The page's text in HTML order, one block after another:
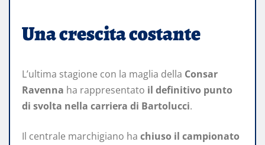
Una crescita costante
L’ultima stagione con la maglia della Consar
Ravenna ha rappresentato il definitivo punto
di svolta nella carriera di Bartolucci.
Il centrale marchigiano ha chiuso il campionato